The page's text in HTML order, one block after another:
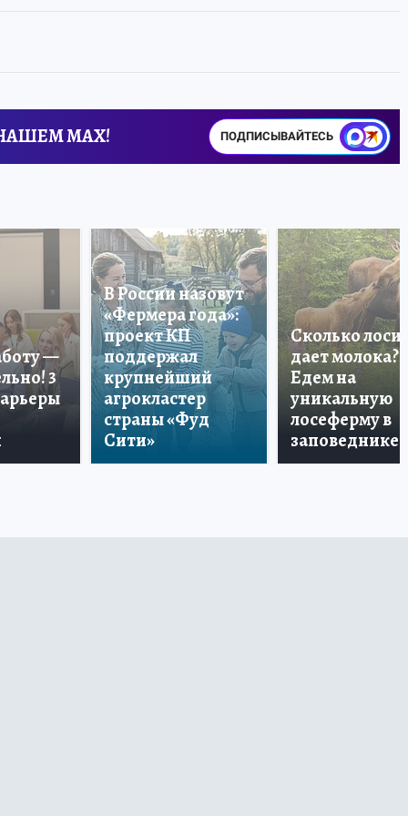
MAX! ПОДПИСЫВАЙТЕСЬ
—
3
В России назовут
«Фермера года»:
проект КП
поддержал
крупнейший
агрокластер
страны «Фуд
Сити»
Сколько лосиха
дает молока?
Едем на
уникальную
лосеферму в
заповеднике!